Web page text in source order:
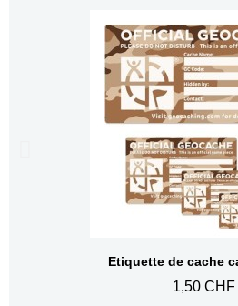
Aperçu rapide
Etiquette de cache
1,50 CHF